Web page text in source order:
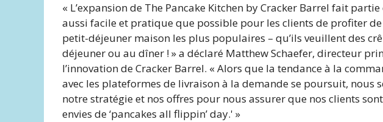
« L’expansion de The Pancake Kitchen by Cracker Barrel fait
aussi facile et pratique que possible pour les clients de profiter
petit-déjeuner maison les plus populaires – qu’ils veuillent des
déjeuner ou au dîner ! » a déclaré Matthew Schaefer, directeur
l’innovation de Cracker Barrel. « Alors que la tendance à la
avec les plateformes de livraison à la demande se poursuit, nous
notre stratégie et nos offres pour nous assurer que nos clients
envies de ‘pancakes all flippin’ day.' »